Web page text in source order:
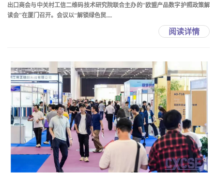
出口商会与中关村工信二维码技术研究院联合主办的“欧盟产品数字护照政策解
读会”在厦门召开。会议以“解锁绿色贸....
阅读详情